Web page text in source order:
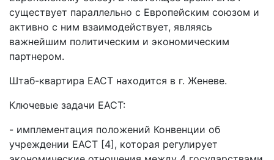
существует параллельно с Европейским союзом и
активно с ним взаимодействует, являясь
важнейшим политическим и экономическим
партнером.
Штаб-квартира ЕАСТ находится в г. Женеве.
Ключевые задачи ЕАСТ:
- имплементация положений Конвенции об
учреждении ЕАСТ [4], которая регулирует